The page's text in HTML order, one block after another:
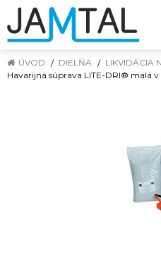
ÚVOD DIELŇA
LIKVIDÁCIA
Havarijná súprava LITE-DRI® malá